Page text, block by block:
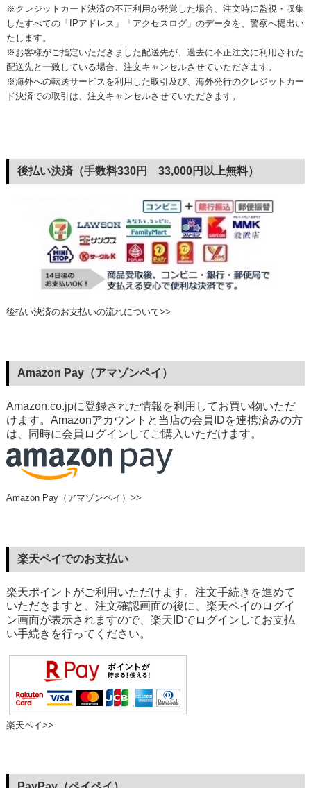
※クレジットカード決済の不正利用が発覚した場合、注文時に監視・収集
したすべての「IPアドレス」「アクセスログ」のデータを、警察へ提出い
たします。
※お客様がご指定いただきました配送先が、過去に不正注文に利用された
配送先と一致している場合、注文キャンセルさせていただきます。
※海外への転送サービスを利用した取引及び、海外発行のクレジットカー
ド決済での取引は、注文キャンセルさせていただきます。
後払い決済（手数料330円 33,000円以上無料）
後払い決済のお支払いの流れについて>>
Amazon Pay（アマゾンペイ）
Amazon.co.jpに登録された情報を利用してお買い物いただ
けます。Amazonアカウントと当店の会員IDを連携済みの方
は、同時に会員ログインしてご購入いただけます。
Amazon Pay（アマゾンペイ）>>
楽天ペイでのお支払い
楽天ポイントがご利用いただけます。注文手続きを進めて
いただきますと、注文確認画面の後に、楽天ペイのログイ
ン画面が表示されますので、楽天IDでログインしてお支払
い手続きを行ってください。
楽天ペイ>>